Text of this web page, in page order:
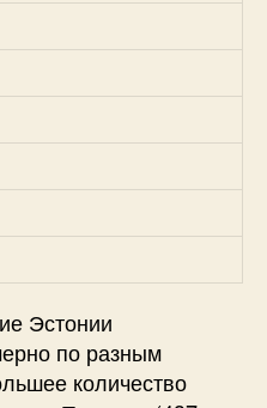
Эстонии
по разным
количество